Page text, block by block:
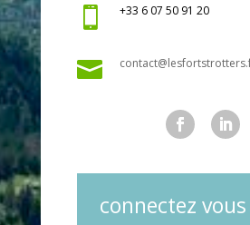
 +33 6 07 50 91 20

connectez vous